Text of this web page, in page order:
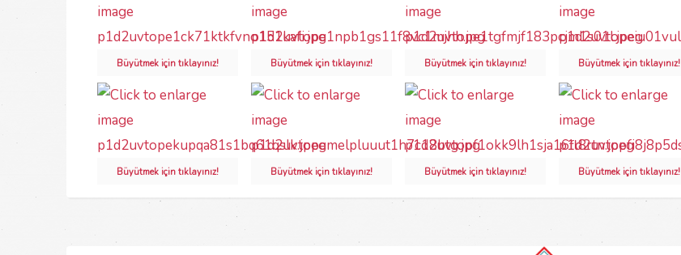
Büyütmek için tıklayınız! Büyütmek için tıklayınız! Büyütmek için tıklayınız! Büyütmek için tıklayınız!
Büyütmek için tıklayınız! Büyütmek için tıklayınız! Büyütmek için tıklayınız! Büyütmek için tıklayınız!